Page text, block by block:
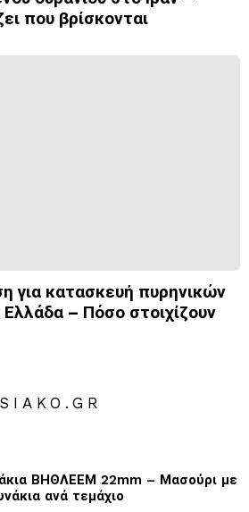
που βρίσκονται
για κατασκευή πυρηνικών
– Πόσο στοιχίζουν
ΒΗΘΛΕΕΜ 22mm – Μασούρι με
ανά τεμάχιο